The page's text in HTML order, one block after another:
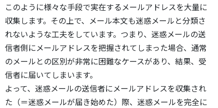
このように様々な手段で実在するメールアドレスを大量に
収集します。その上で、メール本文も迷惑メールと分類さ
れないような工夫をしています。つまり、迷惑メールの送
信者側にメールアドレスを把握されてしまった場合、通常
のメールとの区別が非常に困難なケースがあり、結果、受
信者に届いてしまいます。
よって、迷惑メールの送信者にメールアドレスを収集され
た（＝迷惑メールが届き始めた）際、迷惑メールを完全に